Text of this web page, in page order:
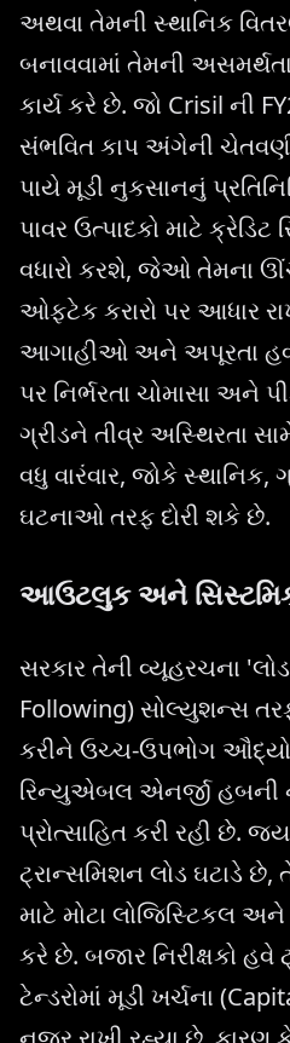
અથવા તેમની સ્થાનિક
બનાવવામાં તેમની
કાર્ય કરે છે. જો Crisil ની
સંભવિત કાપ અંગેની ચેતવણી
પાયે મૂડી નુકસાનનું
પાવર ઉત્પાદકો માટે ક્રેડિટ
વધારો કરશે, જેઓ તેમના
ઓફટેક કરારો પર આધાર
આગાહીઓ અને અપૂરતા
પર નિર્ભરતા ચોમાસા અને
ગ્રીડને તીવ્ર અસ્થિરતા
વધુ વારંવાર, જોકે સ્થાનિક,
ઘટનાઓ તરફ દોરી શકે છે.
આઉટલુક અને
સરકાર તેની વ્યૂહરચના
Following) સોલ્યુશન્સ
કરીને ઉચ્ચ-ઉપભોગ
રિન્યુએબલ એનર્જી હબની
પ્રોત્સાહિત કરી રહી છે.
ટ્રાન્સમિશન લોડ ઘટાડે
માટે મોટા લોજિસ્ટિકલ
કરે છે. બજાર નિરીક્ષકો હવે
ટેન્ડરોમાં મૂડી ખર્ચના